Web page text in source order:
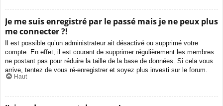
Je me suis enregistré par le passé mais je ne peux plus
me connecter ?!
Il est possible qu’un administrateur ait désactivé ou supprimé votre
compte. En effet, il est courant de supprimer régulièrement les membres
ne postant pas pour réduire la taille de la base de données. Si cela vous
arrive, tentez de vous ré-enregistrer et soyez plus investi sur le forum.
Haut